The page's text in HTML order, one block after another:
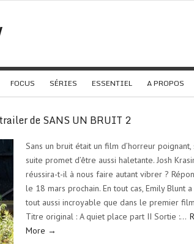
FOCUS SÉRIES ESSENTIEL A PROPOS
de SANS UN BRUIT 2
Sans un bruit était un film d’horreur poignant,
suite promet d’être aussi haletante. Josh
réussira-t-il à nous faire autant vibrer ?
le 18 mars prochain. En tout cas, Emily Blunt a
tout aussi incroyable que dans le premier
Titre original : A quiet place part II Sortie :…
More →